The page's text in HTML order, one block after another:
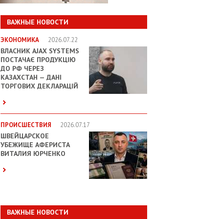
ВАЖНЫЕ НОВОСТИ
ЭКОНОМИКА 2026.07.22
ВЛАСНИК AJAX SYSTEMS
ПОСТАЧАЄ ПРОДУКЦІЮ
ДО РФ ЧЕРЕЗ
КАЗАХСТАН — ДАНІ
ТОРГОВИХ ДЕКЛАРАЦІЙ
ПРОИСШЕСТВИЯ 2026.07.17
ШВЕЙЦАРСКОЕ
УБЕЖИЩЕ АФЕРИСТА
ВИТАЛИЯ ЮРЧЕНКО
ВАЖНЫЕ НОВОСТИ